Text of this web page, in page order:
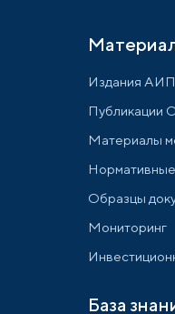
Издания АИП
Публикации
Материалы
Образцы
Мониторинг
База